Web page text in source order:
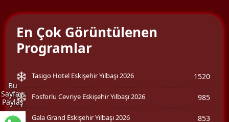
Bu
Sayfayı
Paylaş
En Çok Görüntülenen
Programlar
Tasigo Hotel Eskişehir Yılbaşı 2026 1520
Fosforlu Cevriye Eskişehir Yılbaşı 2026 985
Gala Grand Eskişehir Yılbaşı 2026 853